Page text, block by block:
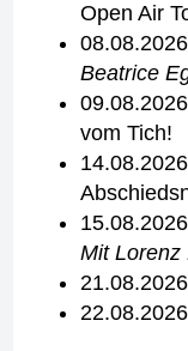
Open Air
Beatrice
vom Tich!
Mit Lorenz